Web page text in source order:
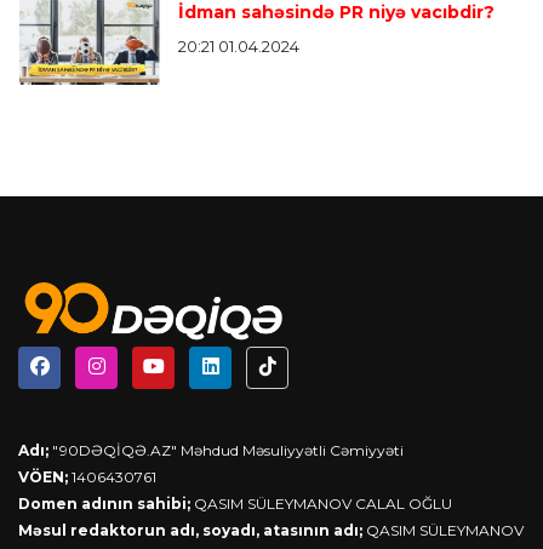
İdman sahəsində PR niyə vacıbdir?
20:21 01.04.2024
Adı; "90DƏQİQƏ.AZ" Məhdud Məsuliyyətli Cəmiyyəti
VÖEN; 1406430761
Domen adının sahibi; QASIM SÜLEYMANOV CALAL OĞLU
Məsul redaktorun adı, soyadı, atasının adı; QASIM SÜLEYMANOV